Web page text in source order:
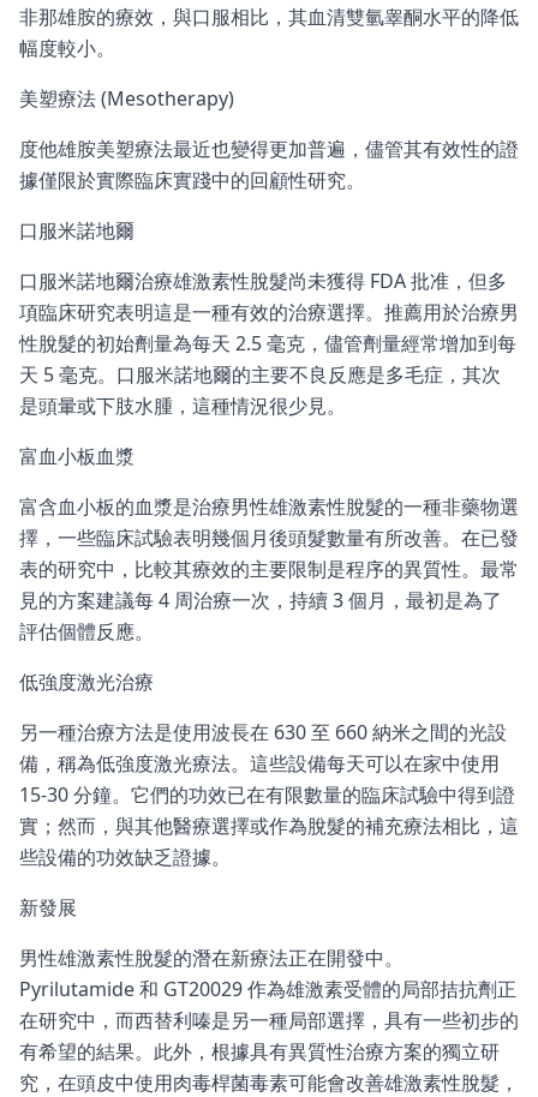
非那雄胺的療效，與口服相比，其血清雙氫睾酮水平的降低
幅度較小。
美塑療法 (Mesotherapy)
度他雄胺美塑療法最近也變得更加普遍，儘管其有效性的證
據僅限於實際臨床實踐中的回顧性研究。
口服米諾地爾
口服米諾地爾治療雄激素性脫髮尚未獲得 FDA 批准，但多
項臨床研究表明這是一種有效的治療選擇。推薦用於治療男
性脫髮的初始劑量為每天 2.5 毫克，儘管劑量經常增加到每
天 5 毫克。口服米諾地爾的主要不良反應是多毛症，其次
是頭暈或下肢水腫，這種情況很少見。
富血小板血漿
富含血小板的血漿是治療男性雄激素性脫髮的一種非藥物選
擇，一些臨床試驗表明幾個月後頭髮數量有所改善。在已發
表的研究中，比較其療效的主要限制是程序的異質性。最常
見的方案建議每 4 周治療一次，持續 3 個月，最初是為了
評估個體反應。
低強度激光治療
另一種治療方法是使用波長在 630 至 660 納米之間的光設
備，稱為低強度激光療法。這些設備每天可以在家中使用
15-30 分鐘。它們的功效已在有限數量的臨床試驗中得到證
實；然而，與其他醫療選擇或作為脫髮的補充療法相比，這
些設備的功效缺乏證據。
新發展
男性雄激素性脫髮的潛在新療法正在開發中。
Pyrilutamide 和 GT20029 作為雄激素受體的局部拮抗劑正
在研究中，而西替利嗪是另一種局部選擇，具有一些初步的
有希望的結果。此外，根據具有異質性治療方案的獨立研
究，在頭皮中使用肉毒桿菌毒素可能會改善雄激素性脫髮，